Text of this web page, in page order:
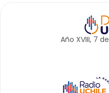
Año XVIII, 7 de